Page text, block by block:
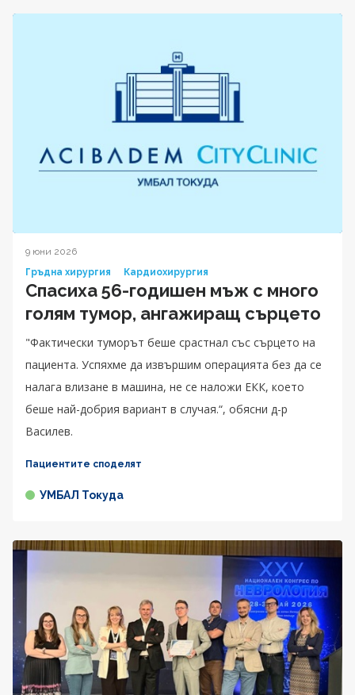
9 юни 2026
Гръдна хирургия
Кардиохирургия
Спасиха 56-годишен мъж с много
голям тумор, ангажиращ сърцето
"Фактически туморът беше срастнал със сърцето на
пациента. Успяхме да извършим операцията без да се
налага влизане в машина, не се наложи ЕКК, което
беше най-добрия вариант в случая.“, обясни д-р
Василев.
Пациентите споделят
УМБАЛ Токуда